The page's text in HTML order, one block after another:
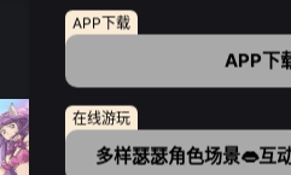
APP下载
APP下
在线游玩
多样瑟瑟角色场景👄互